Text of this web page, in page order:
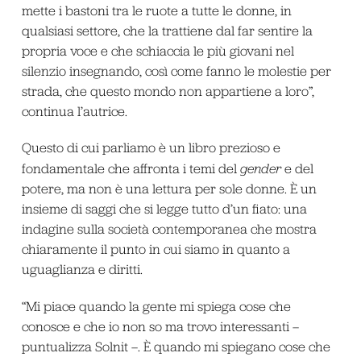
mette i bastoni tra le ruote a tutte le donne, in
qualsiasi settore, che la trattiene dal far sentire la
propria voce e che schiaccia le più giovani nel
silenzio insegnando, così come fanno le molestie per
strada, che questo mondo non appartiene a loro”,
continua l’autrice.
Questo di cui parliamo è un libro prezioso e
fondamentale che affronta i temi del gendere del
potere, ma non è una lettura per sole donne. È un
insieme di saggi che si legge tutto d’un fiato: una
indagine sulla società contemporanea che mostra
chiaramente il punto in cui siamo in quanto a
uguaglianza e diritti.
“Mi piace quando la gente mi spiega cose che
conosce e che io non so ma trovo interessanti –
puntualizza Solnit –. È quando mi spiegano cose che